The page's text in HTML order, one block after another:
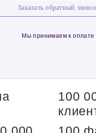
Заказать обратный
Мы принимаем к оплате
100